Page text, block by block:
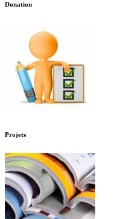
Donation
Projets